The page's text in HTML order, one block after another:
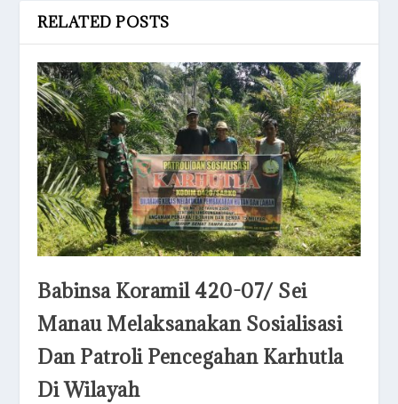
RELATED POSTS
Babinsa Koramil 420-07/ Sei
Manau Melaksanakan Sosialisasi
Dan Patroli Pencegahan Karhutla
Di Wilayah